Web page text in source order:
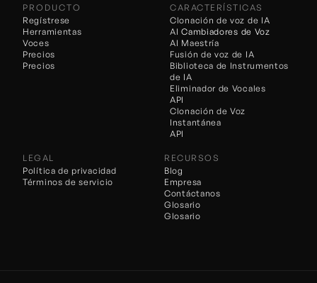
PRODUCTO
Regístrese
Herramientas
Voces
Precios
Precios
CARACTERÍSTICAS
Clonación de voz de IA
Fusión de voz de IA
AI Cambiadores de Voz
AI Maestría
Biblioteca de Instrumentos
de IA
Eliminador de Vocales
API
Clonación de Voz
Instantánea
API
LEGAL
Política de privacidad
Términos de servicio
RECURSOS
Blog
Empresa
Contáctanos
Glosario
Glosario